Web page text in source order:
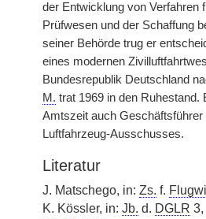
der Entwicklung von Verfahren
Prüfwesen und der Schaffung
seiner Behörde trug er
eines modernen
Bundesrepublik Deutschland
M. trat 1969 in den Ruhestand.
Amtszeit auch
Luftfahrzeug-Ausschusses.
Literatur
J. Matschego, in: Zs. f.
K. Kössler, in: Jb. d. DGLR 3,